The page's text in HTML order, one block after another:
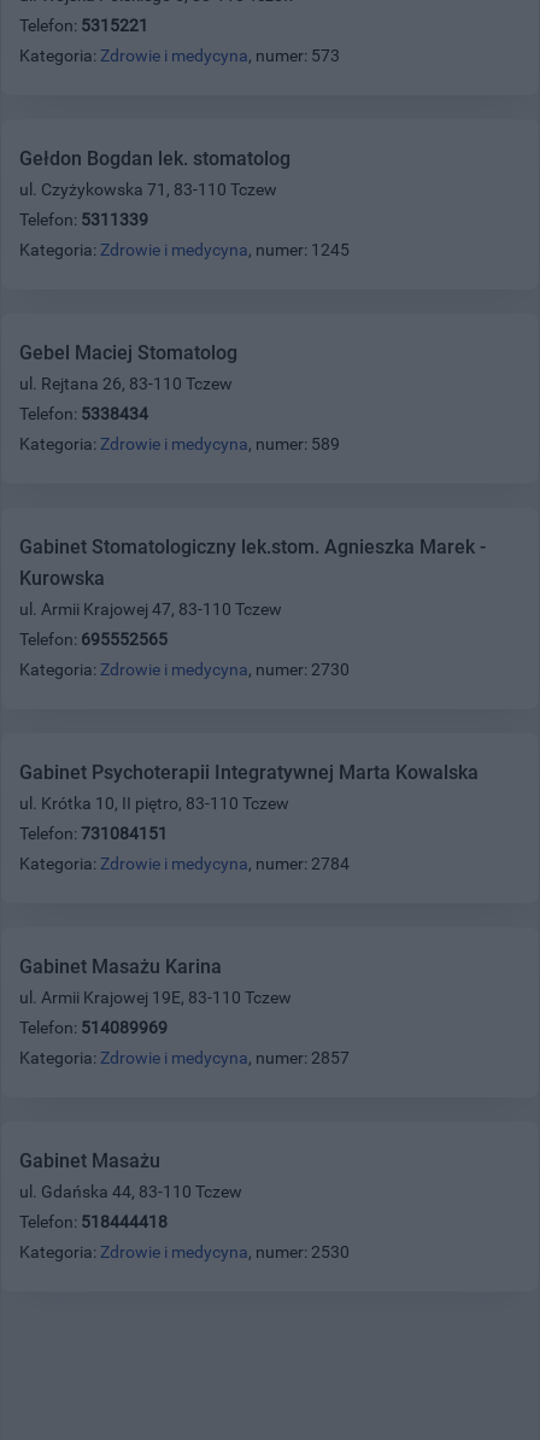
Telefon: 5315221
Kategoria: Zdrowie i medycyna, numer: 573
Gełdon Bogdan lek. stomatolog
ul. Czyżykowska 71, 83-110 Tczew
Telefon: 5311339
Kategoria: Zdrowie i medycyna, numer: 1245
Gebel Maciej Stomatolog
ul. Rejtana 26, 83-110 Tczew
Telefon: 5338434
Kategoria: Zdrowie i medycyna, numer: 589
Gabinet Stomatologiczny lek.stom. Agnieszka Marek -
Kurowska
ul. Armii Krajowej 47, 83-110 Tczew
Telefon: 695552565
Kategoria: Zdrowie i medycyna, numer: 2730
Gabinet Psychoterapii Integratywnej Marta Kowalska
ul. Krótka 10, II piętro, 83-110 Tczew
Telefon: 731084151
Kategoria: Zdrowie i medycyna, numer: 2784
Gabinet Masażu Karina
ul. Armii Krajowej 19E, 83-110 Tczew
Telefon: 514089969
Kategoria: Zdrowie i medycyna, numer: 2857
Gabinet Masażu
ul. Gdańska 44, 83-110 Tczew
Telefon: 518444418
Kategoria: Zdrowie i medycyna, numer: 2530